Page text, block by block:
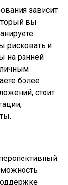
зависит
вы
рисковать и
на ранней
более
стоит